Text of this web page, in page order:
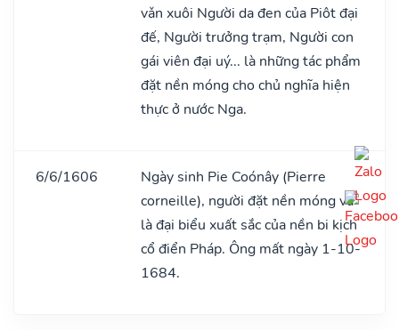
vǎn xuôi Người da đen của Piôt đại
đế, Người trưởng trạm, Người con
gái viên đại uý... là những tác phẩm
đặt nền móng cho chủ nghĩa hiện
thực ở nước Nga.
6/6/1606
Ngày sinh Pie Coónây (Pierre
corneille), người đặt nền móng và
là đại biểu xuất sắc của nền bi kịch
cổ điển Pháp. Ông mất ngày 1-10-
1684.